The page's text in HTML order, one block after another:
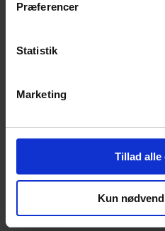
Præferencer
Statistik
Marketing
Tillad alle
Kun